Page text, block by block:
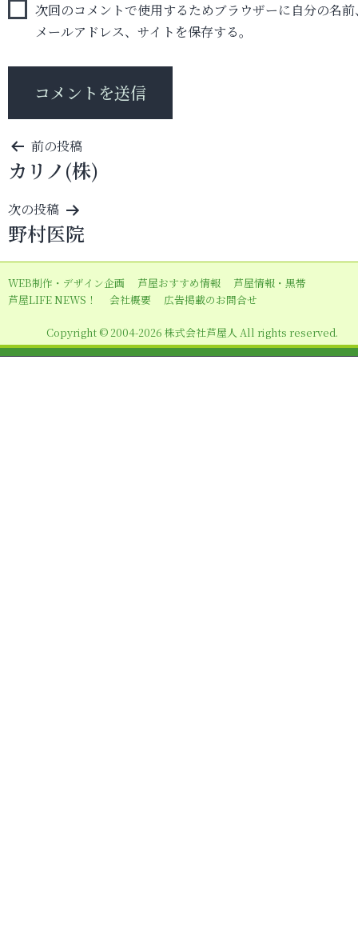
次回のコメントで使用するためブラウザーに自分の名前
メールアドレス、サイトを保存する。
投
稿
ナ
ビ
ゲ
ー
シ
ン
前の投稿
カリノ(株)
次の投稿
野村医院
WEB制作・デザイン企画 芦屋おすすめ情報
芦屋情報・黒帯
芦屋LIFE NEWS！
会社概要 広告掲載のお問合せ
Copyright © 2004-2026 株式会社芦屋人 All rights reserved.